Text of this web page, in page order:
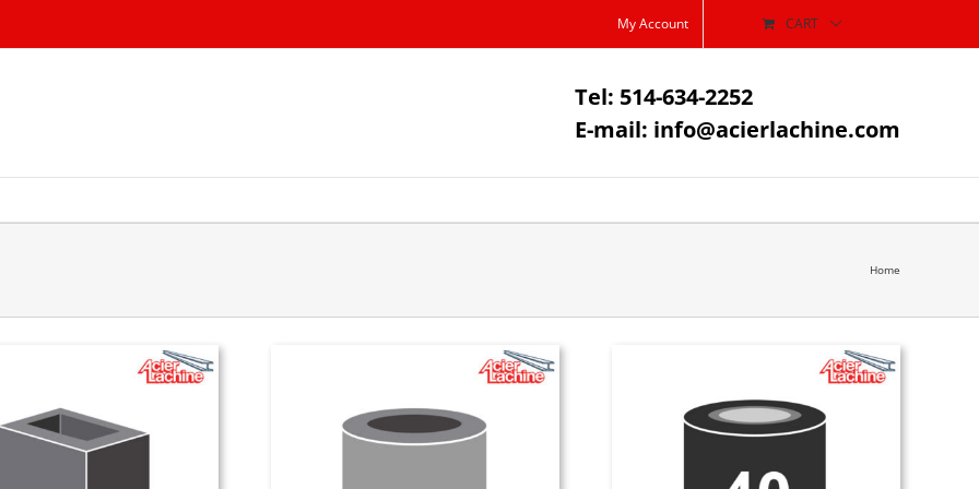
My Account CART
Tel: 514-634-2252
E-mail: info@acierlachine.com
Home